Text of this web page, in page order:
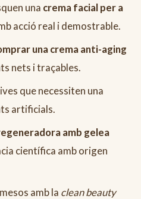
una crema facial per a
acció real i demostrable.
una crema anti-aging
nets i traçables.
que necessiten una
artificials.
amb gelea
científica amb origen
amb la clean beauty